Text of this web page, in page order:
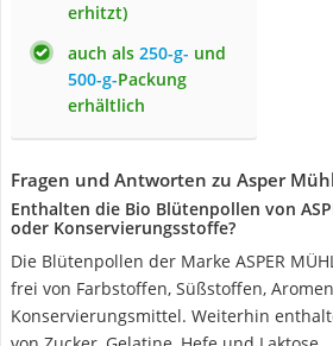
erhitzt)
auch als 250-g- und
500-g-Packung
erhältlich
Fragen und Antworten zu Asper
Enthalten die Bio Blütenpollen von
oder Konservierungsstoffe?
Die Blütenpollen der Marke ASPER
frei von Farbstoffen, Süßstoffen,
Konservierungsmittel. Weiterhin